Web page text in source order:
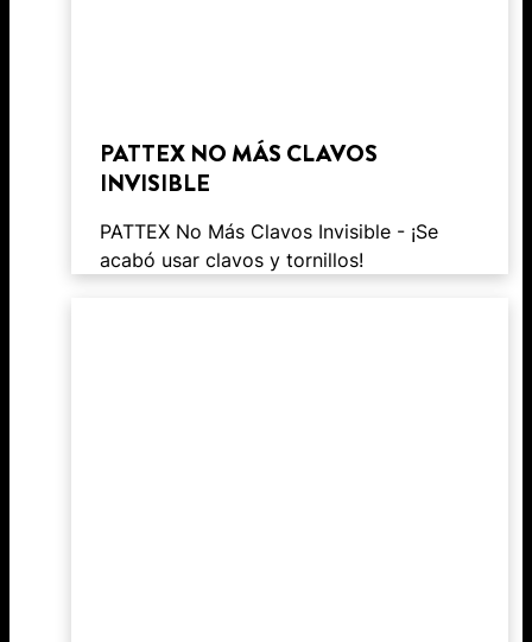
PATTEX NO MÁS CLAVOS
INVISIBLE
PATTEX No Más Clavos Invisible - ¡Se
acabó usar clavos y tornillos!